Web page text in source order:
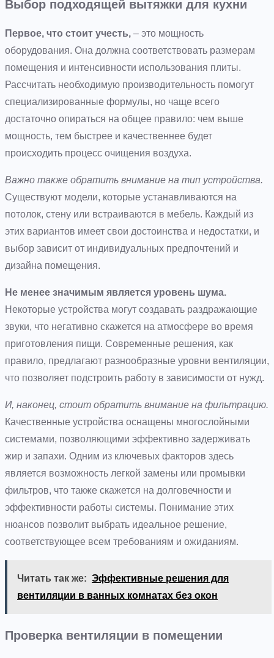
Выбор подходящей вытяжки для кухни
Первое, что стоит учесть, – это мощность
оборудования. Она должна соответствовать размерам
помещения и интенсивности использования плиты.
Рассчитать необходимую производительность помогут
специализированные формулы, но чаще всего
достаточно опираться на общее правило: чем выше
мощность, тем быстрее и качественнее будет
происходить процесс очищения воздуха.
Важно также обратить внимание на тип устройства.
Существуют модели, которые устанавливаются на
потолок, стену или встраиваются в мебель. Каждый из
этих вариантов имеет свои достоинства и недостатки, и
выбор зависит от индивидуальных предпочтений и
дизайна помещения.
Не менее значимым является уровень шума.
Некоторые устройства могут создавать раздражающие
звуки, что негативно скажется на атмосфере во время
приготовления пищи. Современные решения, как
правило, предлагают разнообразные уровни вентиляции,
что позволяет подстроить работу в зависимости от нужд.
И, наконец, стоит обратить внимание на фильтрацию.
Качественные устройства оснащены многослойными
системами, позволяющими эффективно задерживать
жир и запахи. Одним из ключевых факторов здесь
является возможность легкой замены или промывки
фильтров, что также скажется на долговечности и
эффективности работы системы. Понимание этих
нюансов позволит выбрать идеальное решение,
соответствующее всем требованиям и ожиданиям.
Читать так же: Эффективные решения для
вентиляции в ванных комнатах без окон
Проверка вентиляции в помещении